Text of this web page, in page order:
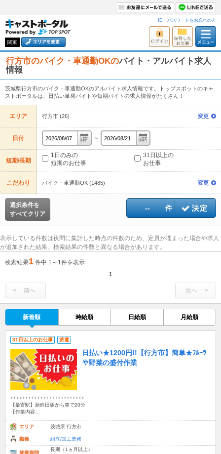
関東
ID・パスワードをお忘れの方
行方市のバイク・車通勤OKのバイト・アルバイト求人
情報
茨城県行方市のバイク・車通勤OKのアルバイト求人情報です。トップスポットのキャ
ストポータルは、日払い単発バイトや短期バイトの求人情報がたくさん！
エリア 行方市 (26) 変更
日付 ～
短期/長期
1日のみの
短期のお仕事
31日以上の
お仕事
こだわり バイク・車通勤OK (1485) 変更
選択条件を
すべてクリア
-- 件
表示している件数は夜間に集計した時点の件数のため、定員が埋まった場合や求人
が追加された結果、検索結果の件数と異なる場合があります。
検索結果1 件中 1～1件を表示
1
前へ 次へ
新着順 時給順 日給順 月給順
31日以上のお仕事 派遣
日払い★1200円!!【行方市】簡単★ﾌﾙｰﾂ
や野菜の盛付作業
+++++++++++++++++++++++++
【最寄駅】新鉾田駅から車で20分
【作業内容...
エリア 茨城県 行方市
職種 組立/加工業務
就業期間
長期（1ヵ月以上）